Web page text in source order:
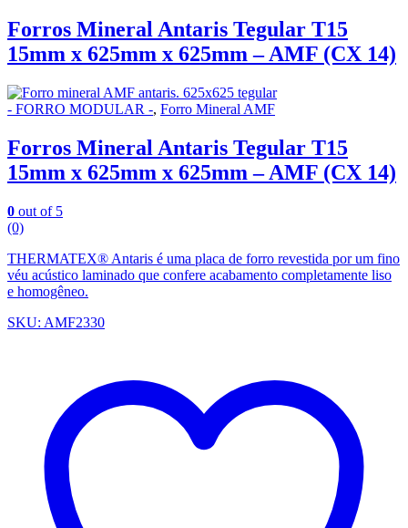
Forros Mineral Antaris Tegular T15
15mm x 625mm x 625mm – AMF (CX 14)
- FORRO MODULAR -, Forro Mineral AMF
Forros Mineral Antaris Tegular T15
15mm x 625mm x 625mm – AMF (CX 14)
0 out of 5
(0)
THERMATEX® Antaris é uma placa de forro revestida por um fino
véu acústico laminado que confere acabamento completamente liso
e homogêneo.
SKU: AMF2330